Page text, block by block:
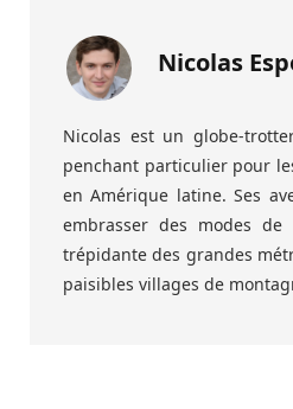
Nicolas
Nicolas est un globe-
penchant particulier pour
en Amérique latine. Ses
embrasser des modes
trépidante des grandes
paisibles villages de